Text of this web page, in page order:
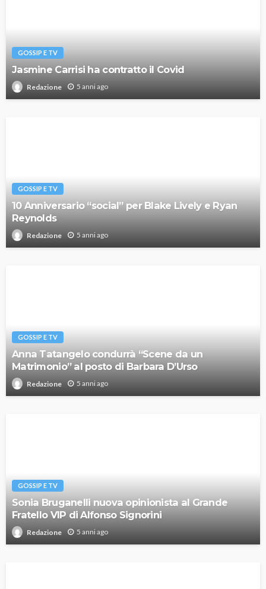
GOSSIP E TV
Jasmine Carrisi ha contratto il Covid
Redazione 5 anni ago
GOSSIP E TV
10 Anniversario “social” per Blake Lively e Ryan
Reynolds
Redazione 5 anni ago
GOSSIP E TV
Anna Tatangelo condurrà “Scene da un
Matrimonio” al posto di Barbara D’Urso
Redazione 5 anni ago
GOSSIP E TV
Sonia Bruganelli nuova opinionista al Grande
Fratello VIP di Alfonso Signorini
Redazione 5 anni ago